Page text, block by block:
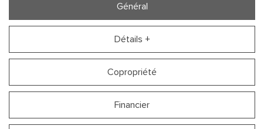
Général
Détails +
Copropriété
Financier